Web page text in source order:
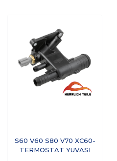
S60 V60 S80 V70 XC60-
TERMOSTAT YUVASI